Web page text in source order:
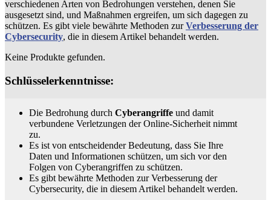
verschiedenen Arten von Bedrohungen verstehen, denen Sie
ausgesetzt sind, und Maßnahmen ergreifen, um sich dagegen zu
schützen. Es gibt viele bewährte Methoden zurVerbesserung der
Cybersecurity, die in diesem Artikel behandelt werden.
Keine Produkte gefunden.
Schlüsselerkenntnisse:
Die Bedrohung durch Cyberangriffe und damit
verbundene Verletzungen der Online-Sicherheit nimmt
zu.
Es ist von entscheidender Bedeutung, dass Sie Ihre
Daten und Informationen schützen, um sich vor den
Folgen von Cyberangriffen zu schützen.
Es gibt bewährte Methoden zur Verbesserung der
Cybersecurity, die in diesem Artikel behandelt werden.